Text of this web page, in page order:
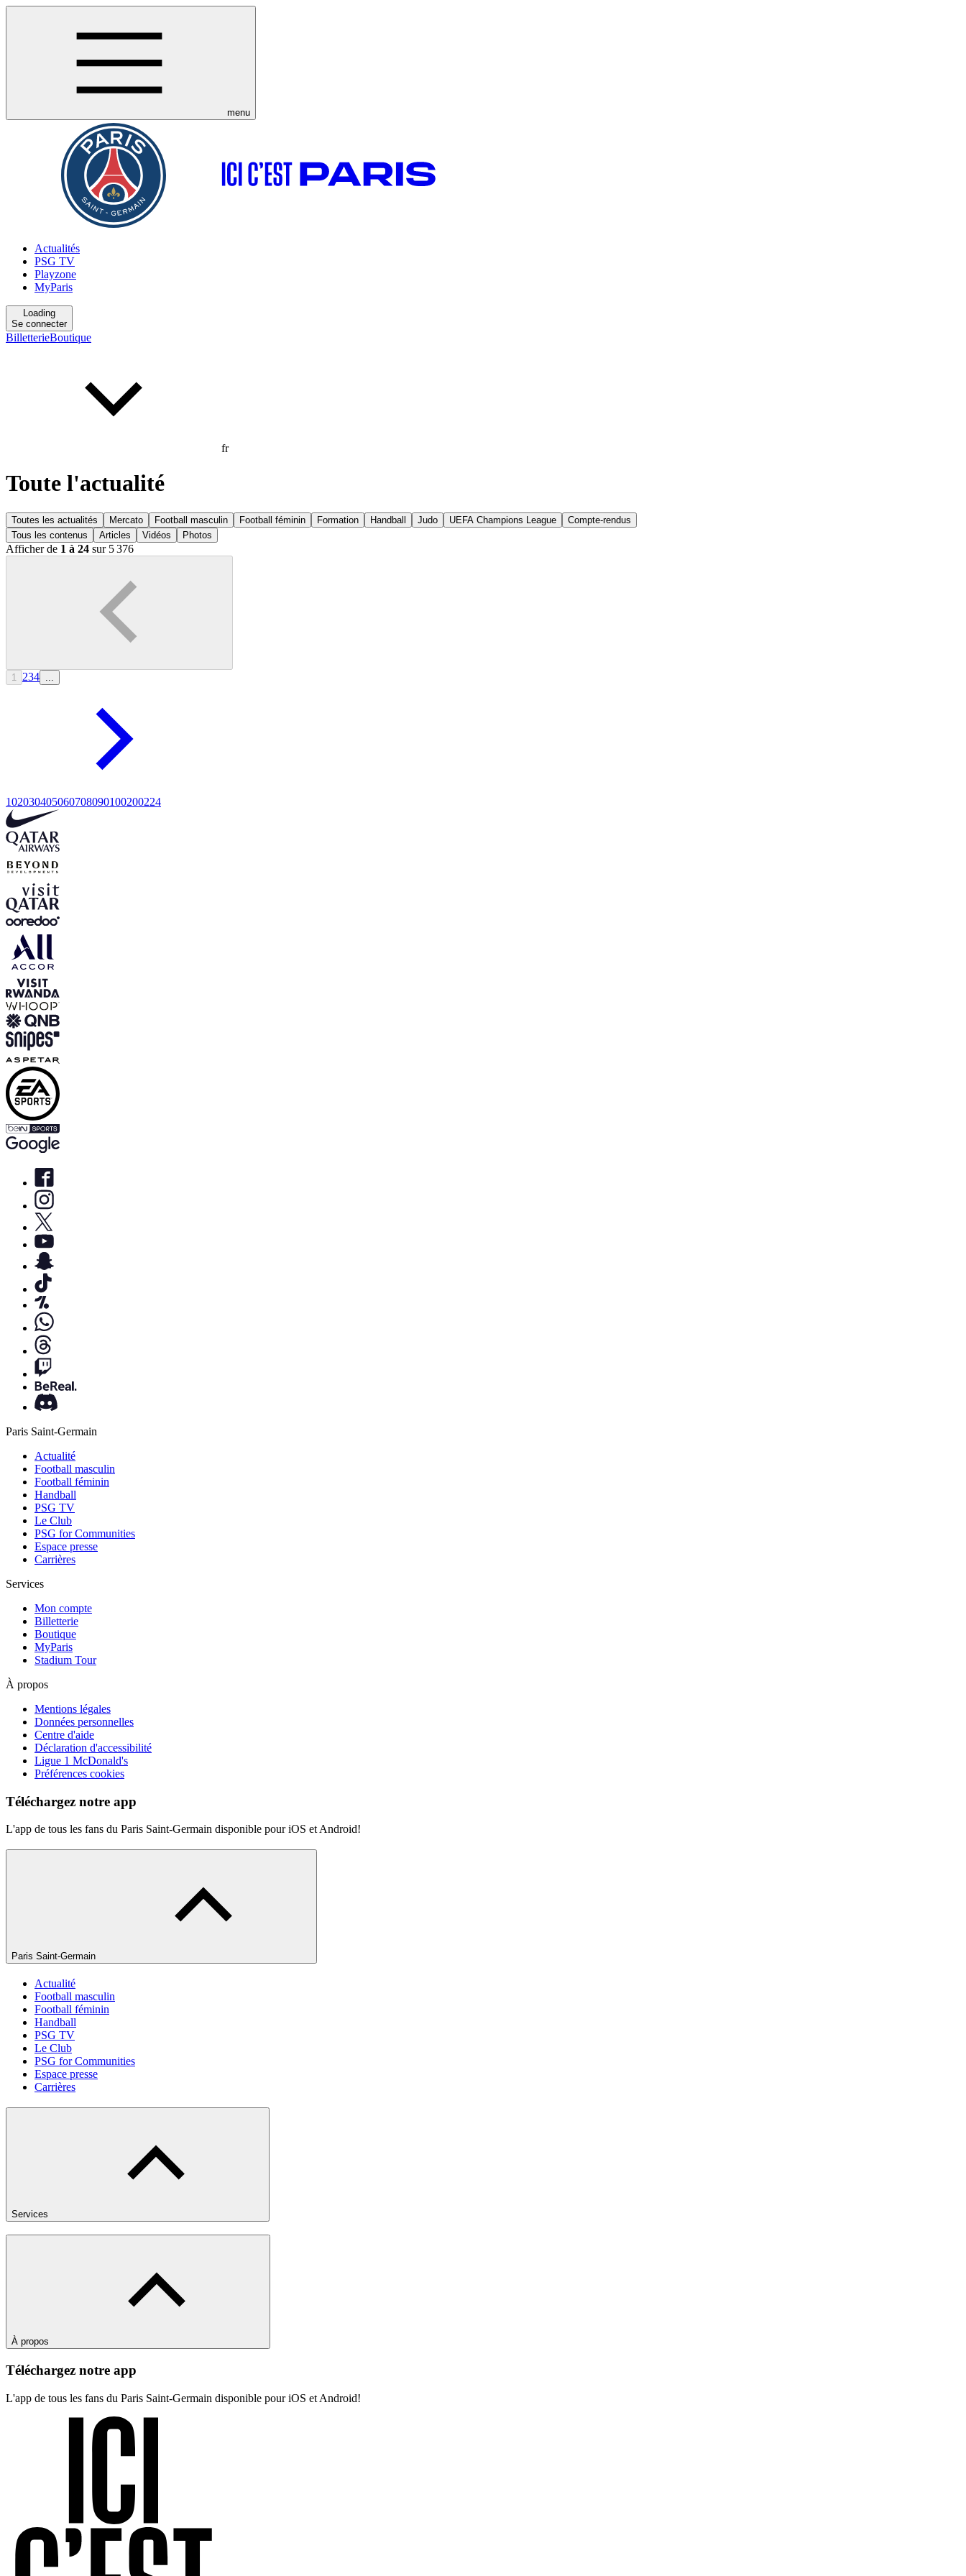
menu
Actualités
PSG TV
Playzone
MyParis
Loading
Se connecter
BilletterieBoutique
fr
Toute l'actualité
Toutes les actualités Mercato Football masculin Football féminin Formation Handball Judo UEFA Champions League
Compte-rendus
Tous les contenus
Articles Vidéos Photos
Afficher de 1 à 24 sur 5 376
1 234
102030405060708090100200224
Paris Saint-Germain
Actualité
Football masculin
Football féminin
Handball
PSG TV
Le Club
PSG for Communities
Espace presse
Carrières
Services
Mon compte
Billetterie
Boutique
MyParis
Stadium Tour
À propos
Mentions légales
Données personnelles
Centre d'aide
Déclaration d'accessibilité
Ligue 1 McDonald's
Préférences cookies
Téléchargez notre app
L'app de tous les fans du Paris Saint-Germain disponible pour iOS et Android!
Paris Saint-Germain
Actualité
Football masculin
Football féminin
Handball
PSG TV
Le Club
PSG for Communities
Espace presse
Carrières
Services
À propos
Téléchargez notre app
L'app de tous les fans du Paris Saint-Germain disponible pour iOS et Android!